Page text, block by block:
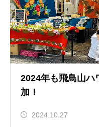
2024年も飛鳥山ハ
加！
2024.10.27